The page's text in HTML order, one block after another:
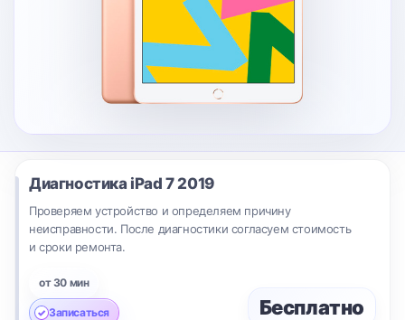
Диагностика iPad 7 2019
Проверяем устройство и определяем причину
неисправности. После диагностики согласуем стоимость
и сроки ремонта.
от 30 мин
Записаться Бесплатно